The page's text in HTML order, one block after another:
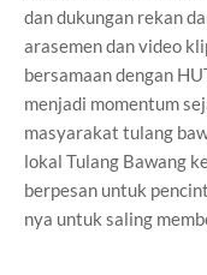
dan dukungan rekan
arasemen dan video
bersamaan dengan
menjadi momentum
masyarakat tulang
lokal Tulang Bawang
berpesan untuk
nya untuk saling